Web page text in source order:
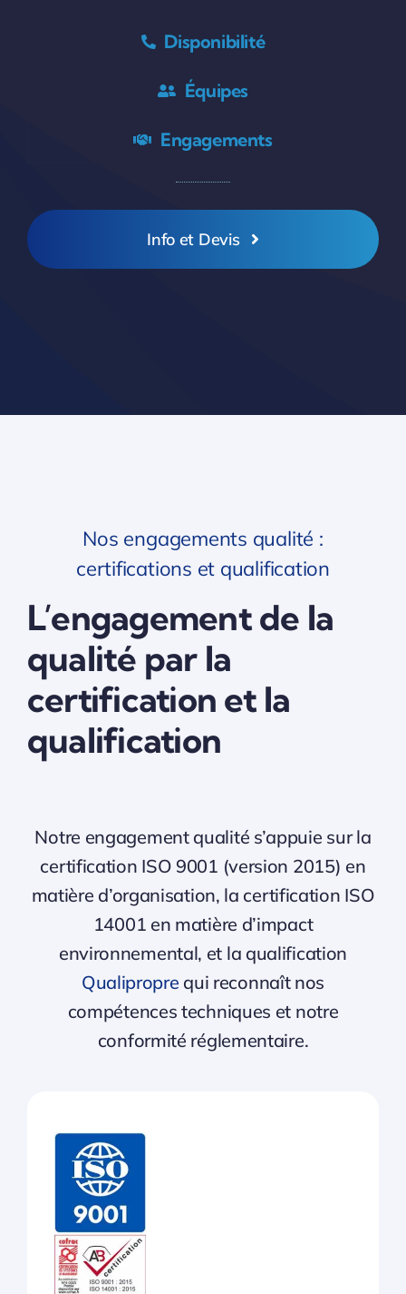
Disponibilité
Équipes
Engagements
Info et Devis
Nos engagements qualité :
certifications et qualification
L’engagement de la
qualité par la
certification et la
qualification
Notre engagement qualité s’appuie sur la
certification ISO 9001 (version 2015) en
matière d’organisation, la certification ISO
14001 en matière d’impact
environnemental, et la qualification
Qualipropre qui reconnaît nos
compétences techniques et notre
conformité réglementaire.